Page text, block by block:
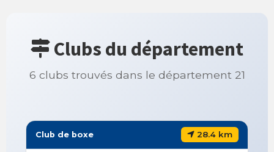
Clubs du département
6 clubs trouvés dans le département 21
Club de boxe 28.4 km